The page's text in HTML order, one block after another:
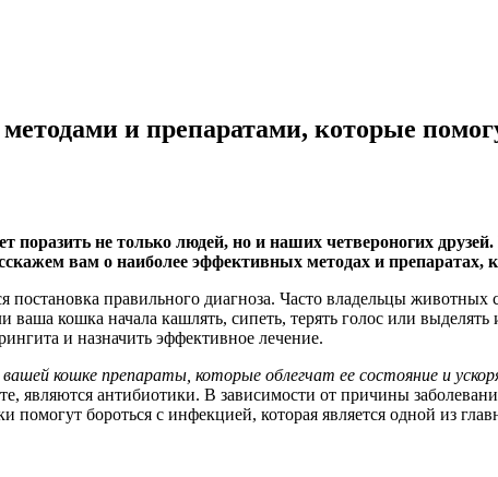
и препаратами, которые
поразить не только людей, но и наших четвероногих
вам о наиболее эффективных методах и
правильного диагноза. Часто владельцы животных
кошка начала кашлять, сипеть, терять голос или
и назначить эффективное лечение.
кошке препараты, которые облегчат ее состояние и
являются антибиотики. В зависимости от причины
помогут бороться с инфекцией, которая является одной из